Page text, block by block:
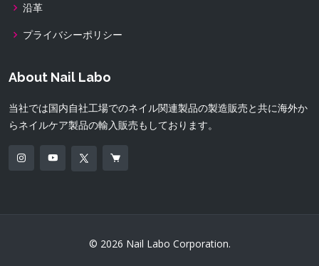
沿革
プライバシーポリシー
About Nail Labo
当社では国内自社工場でのネイル関連製品の製造販売と共に海外か
らネイルケア製品の輸入販売もしております。
© 2026 Nail Labo Corporation.